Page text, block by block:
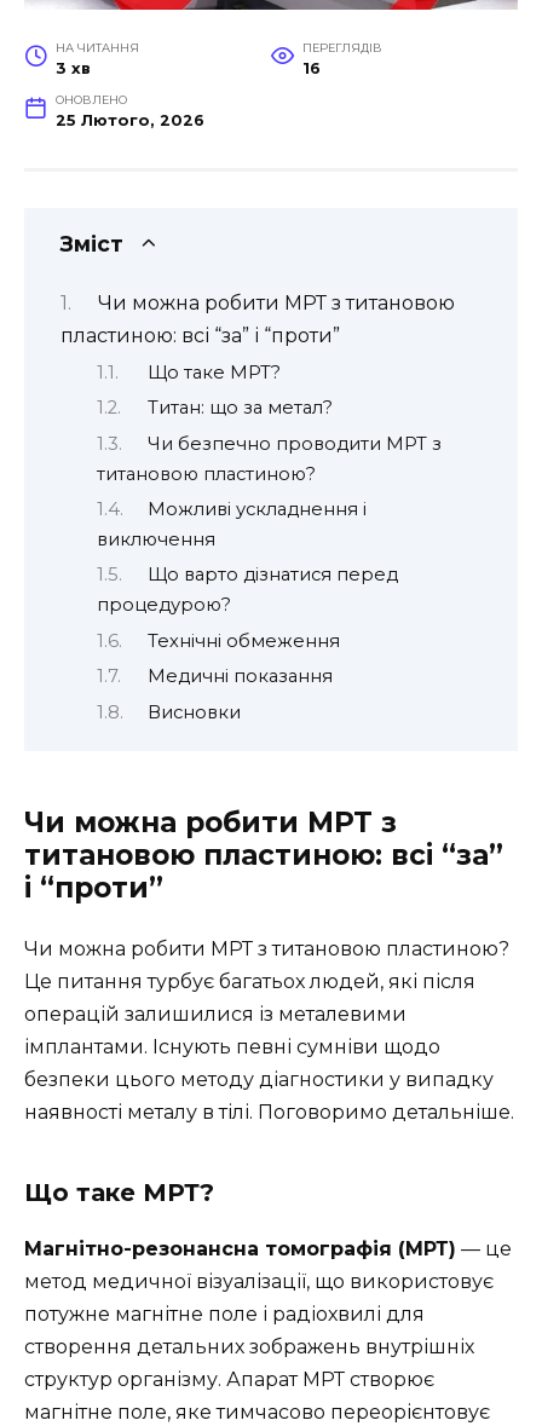
НА ЧИТАННЯ
3 хв
ПЕРЕГЛЯДІВ
16
ОНОВЛЕНО
25 Лютого, 2026
Зміст
Чи можна робити МРТ з титановою
пластиною: всі “за” і “проти”
Що таке МРТ?
Титан: що за метал?
Чи безпечно проводити МРТ з
титановою пластиною?
Можливі ускладнення і
виключення
Що варто дізнатися перед
процедурою?
Технічні обмеження
Медичні показання
Висновки
Чи можна робити МРТ з
титановою пластиною: всі “за”
і “проти”
Чи можна робити МРТ з титановою пластиною?
Це питання турбує багатьох людей, які після
операцій залишилися із металевими
імплантами. Існують певні сумніви щодо
безпеки цього методу діагностики у випадку
наявності металу в тілі. Поговоримо детальніше.
Що таке МРТ?
Магнітно-резонансна томографія (МРТ) — це
метод медичної візуалізації, що використовує
потужне магнітне поле і радіохвилі для
створення детальних зображень внутрішніх
структур організму. Апарат МРТ створює
магнітне поле, яке тимчасово переорієнтовує